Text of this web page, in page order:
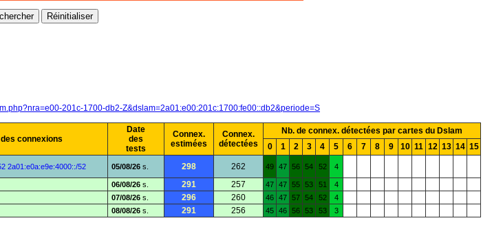
201c-1700-db2-Z&dslam=2a01:e00:201c:1700:fe00::db2&periode=S
connexions
Date
des
tests
Connex.
estimées
Connex.
détectées
Nb. de connex. détectées par cartes du Dslam
0
1 2 3 4 5 6 7 8 9 10 11 12 13 14 15
2a01:e0a:e9e:4000::/52 05/08/26 s. 298 262 49 47 56 54 52 4
06/08/26 s. 291 257 47 47 55 53 51
4
07/08/26 s. 296 260 46 47 57 54 52
4
08/08/26 s. 291 256 45 46 56 53 53 3